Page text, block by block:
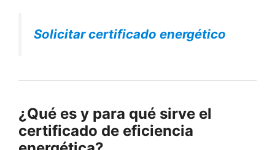
Solicitar certificado energético
¿Qué es y para qué sirve el
certificado de eficiencia